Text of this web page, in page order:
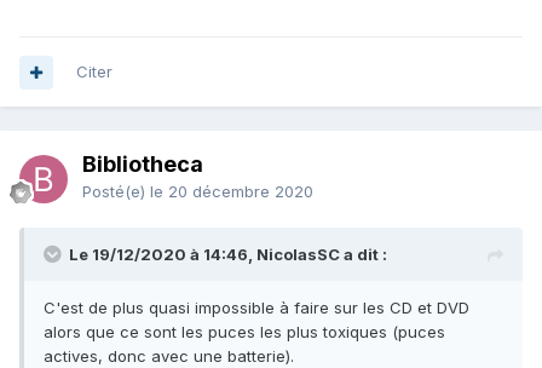
Citer
Bibliotheca
Posté(e) le 20 décembre 2020
Le 19/12/2020 à 14:46, NicolasSC a dit :
C'est de plus quasi impossible à faire sur les CD et DVD
alors que ce sont les puces les plus toxiques (puces
actives, donc avec une batterie).